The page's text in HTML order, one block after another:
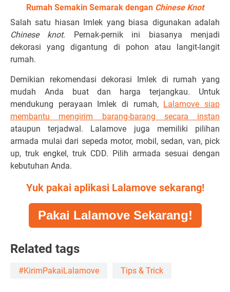
Rumah Semakin Semarak dengan Chinese Knot
Salah satu hiasan Imlek yang biasa digunakan adalah
Chinese knot. Pernak-pernik ini biasanya menjadi
dekorasi yang digantung di pohon atau langit-langit
rumah.
Demikian rekomendasi dekorasi Imlek di rumah yang
mudah Anda buat dan harga terjangkau. Untuk
mendukung perayaan Imlek di rumah, Lalamove siap
membantu mengirim barang-barang secara instan
ataupun terjadwal. Lalamove juga memiliki pilihan
armada mulai dari sepeda motor, mobil, sedan, van, pick
up, truk engkel, truk CDD. Pilih armada sesuai dengan
kebutuhan Anda.
Yuk pakai aplikasi Lalamove sekarang!
Pakai Lalamove Sekarang!
Related tags
#KirimPakaiLalamove Tips & Trick